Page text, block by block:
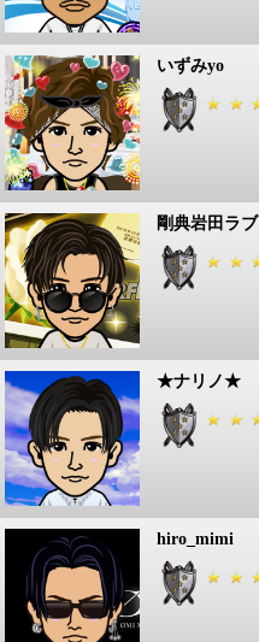
いずみyo
剛典岩田ラブ
★ナリノ★
hiro_mimi